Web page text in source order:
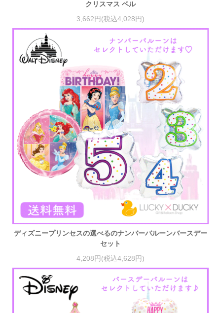
クリスマス ベル
3,662円(税込4,028円)
ディズニープリンセスの選べるのナンバーバルーンバースデー
セット
4,208円(税込4,628円)